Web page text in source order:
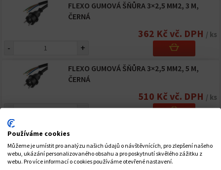
FLEXO GUMOVÁ ŠŇŮRA 3×2,5 MM2, 3 M,
ČERNÁ
362 Kč vč. DPH / ks
- +
FLEXO GUMOVÁ ŠŇŮRA 3×2,5 MM2, 5 M,
ČERNÁ
510 Kč vč. DPH / ks
- +
FLEXO ŠŇŮRA OPLETENÁ 3× 0,75 MM2 PRO
ŽELEZO, 2,4 M
202 Kč vč. DPH
Používáme cookies
Můžeme je umístit pro analýzu našich údajů o návštěvnících, pro zlepšení našeho
webu, ukázání personalizovaného obsahu a pro poskytnutí skvělého zážitku z
webu. Pro více informací o cookies používáme otevřené nastavení.